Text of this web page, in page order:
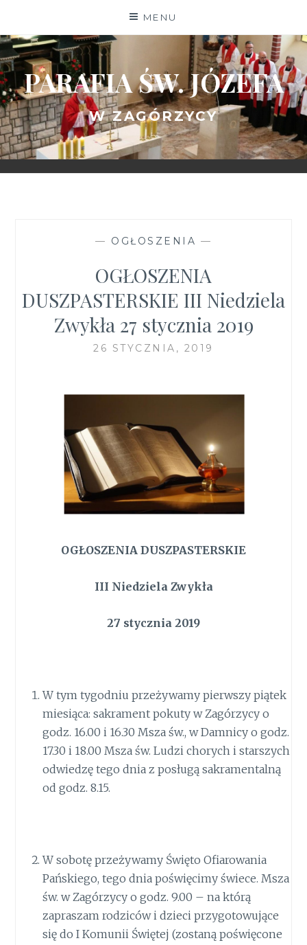
content
MENU
PARAFIA ŚW. JÓZEFA
W ZAGÓRZYCY
— OGŁOSZENIA —
OGŁOSZENIA
DUSZPASTERSKIE III Niedziela
Zwykła 27 stycznia 2019
26 STYCZNIA, 2019
OGŁOSZENIA DUSZPASTERSKIE
III Niedziela Zwykła
27 stycznia 2019
W tym tygodniu przeżywamy pierwszy piątek
miesiąca: sakrament pokuty w Zagórzycy o
godz. 16.00 i 16.30 Msza św., w Damnicy o godz.
17.30 i 18.00 Msza św. Ludzi chorych i starszych
odwiedzę tego dnia z posługą sakramentalną
od godz. 8.15.
W sobotę przeżywamy Święto Ofiarowania
Pańskiego, tego dnia poświęcimy świece. Msza
św. w Zagórzycy o godz. 9.00 – na którą
zapraszam rodziców i dzieci przygotowujące
się do I Komunii Świętej (zostaną poświęcone